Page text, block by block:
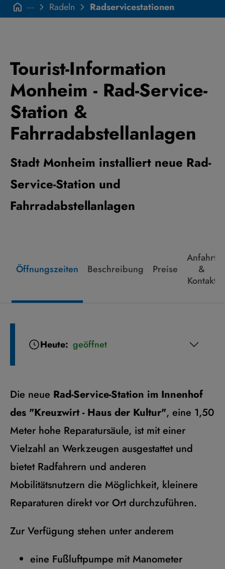
Radservicestationen
Radeln
···
Tourist-Information
Monheim - Rad-Service-
Station &
Fahrradabstellanlagen
Stadt Monheim installiert neue Rad-
Service-Station und
Fahrradabstellanlagen
Öffnungszeiten Beschreibung Preise
Anfahrt
&
Kontakt
Heute: geöffnet
Die neue Rad-Service-Station im Innenhof
des "Kreuzwirt - Haus der Kultur", eine 1,50
Meter hohe Reparatursäule, ist mit einer
Vielzahl an Werkzeugen ausgestattet und
bietet Radfahrern und anderen
Mobilitätsnutzern die Möglichkeit, kleinere
Reparaturen direkt vor Ort durchzuführen.
Zur Verfügung stehen unter anderem
eine Fußluftpumpe mit Manometer